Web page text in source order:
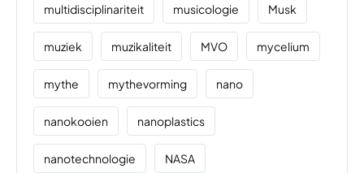
multidisciplinariteit musicologie Musk
muziek muzikaliteit MVO mycelium
mythe mythevorming nano
nanokooien nanoplastics
nanotechnologie NASA